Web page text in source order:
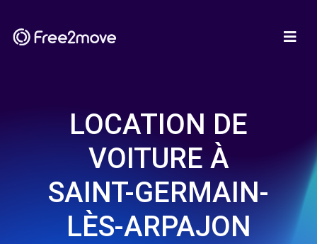
LOCATION DE
VOITURE À
SAINT-GERMAIN-
LÈS-ARPAJON